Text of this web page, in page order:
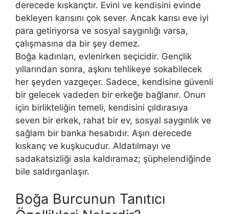
derecede kıs­kançtır. Evini ve kendisini evinde
bekleyen karısını çok sever. Ancak karısı eve iyi
para getiriyorsa ve sosyal saygınlığı varsa,
çalışmasına da bir şey demez.
Boğa kadınları, evlenirken seçicidir. Gençlik
yıllarından sonra, aş­kını tehlikeye sokabilecek
her şeyden vazgeçer. Sadece, kendisine güvenli
bir gelecek vadeden bir erkeğe bağlanır. Onun
için birlikteliğin te­meli, kendisini çıldırasıya
seven bir erkek, rahat bir ev, sosyal saygın­lık ve
sağlam bir banka hesabıdır. Aşırı derecede
kıskanç ve kuşkucu­dur. Aldatılmayı ve
sadakatsizliği asla kaldıramaz; şüphelendiğinde
bile saldırganlaşır.
Boğa Burcunun Tanıtıcı